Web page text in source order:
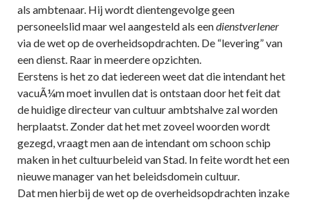
als ambtenaar. Hij wordt dientengevolge geen
personeelslid maar wel aangesteld als eendienstverlener
via de wet op de overheidsopdrachten. De “levering” van
een dienst. Raar in meerdere opzichten.
Eerstens is het zo dat iedereen weet dat die intendant het
vacuÃ¼m moet invullen dat is ontstaan door het feit dat
de huidige directeur van cultuur ambtshalve zal worden
herplaatst. Zonder dat het met zoveel woorden wordt
gezegd, vraagt men aan de intendant om schoon schip
maken in het cultuurbeleid van Stad. In feite wordt het een
nieuwe manager van het beleidsdomein cultuur.
Dat men hierbij de wet op de overheidsopdrachten inzake